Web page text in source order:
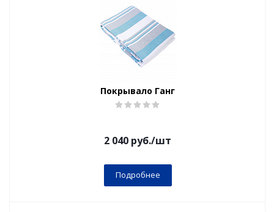
Покрывало Ганг
2 040 руб./шт
Подробнее